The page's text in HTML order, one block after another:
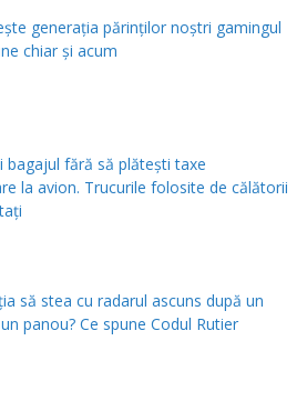
generația părinților noștri gamingul
chiar și acum
bagajul fără să plătești taxe
la avion. Trucurile folosite de călătorii
să stea cu radarul ascuns după un
panou? Ce spune Codul Rutier